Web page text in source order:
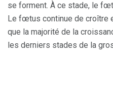
se forment. À ce stade, le
Le fœtus continue de croître
que la majorité de la
les derniers stades de la